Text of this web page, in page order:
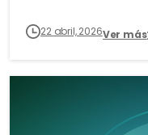
22 abril, 2026Ver más